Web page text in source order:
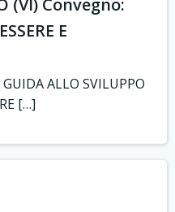
(VI) Convegno:
E
GUIDA ALLO SVILUPPO
[…]